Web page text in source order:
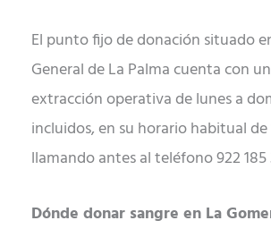
El punto fijo de donación situado
General de La Palma cuenta con
extracción operativa de lunes a
incluidos, en su horario habitual de
llamando antes al teléfono 922 185
Dónde donar sangre en La